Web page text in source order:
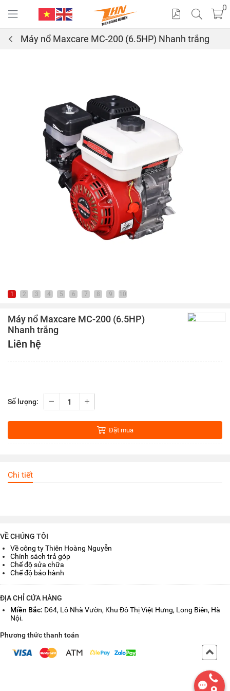
Cat
0
Máy nổ Maxcare MC-200 (6.5HP) Nhanh trắng
1 2 3 4 5 6 7 8 9 10
Máy nổ Maxcare MC-200 (6.5HP)
Nhanh trắng
Liên hệ
Số lượng:
Đặt mua
Chi tiết
VỀ CHÚNG TÔI
Về công ty Thiên Hoàng Nguyễn
Chính sách trả góp
Chế độ sửa chữa
Chế độ bảo hành
ĐỊA CHỈ CỬA HÀNG
Miền Bắc: D64, Lô Nhà Vườn, Khu Đô Thị Việt Hưng, Long Biên, Hà
Nội.
Phương thức thanh toán
Back
to